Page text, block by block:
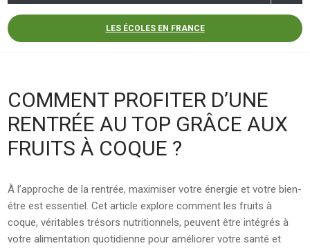
LES ÉCOLES EN FRANCE
COMMENT PROFITER D’UNE
RENTRÉE AU TOP GRÂCE AUX
FRUITS À COQUE ?
À l’approche de la rentrée, maximiser votre énergie et votre bien-
être est essentiel. Cet article explore comment les fruits à
coque, véritables trésors nutritionnels, peuvent être intégrés à
votre alimentation quotidienne pour améliorer votre santé et